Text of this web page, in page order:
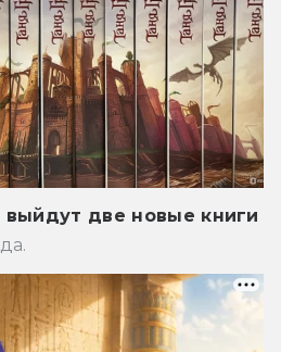
выйдут две новые книги